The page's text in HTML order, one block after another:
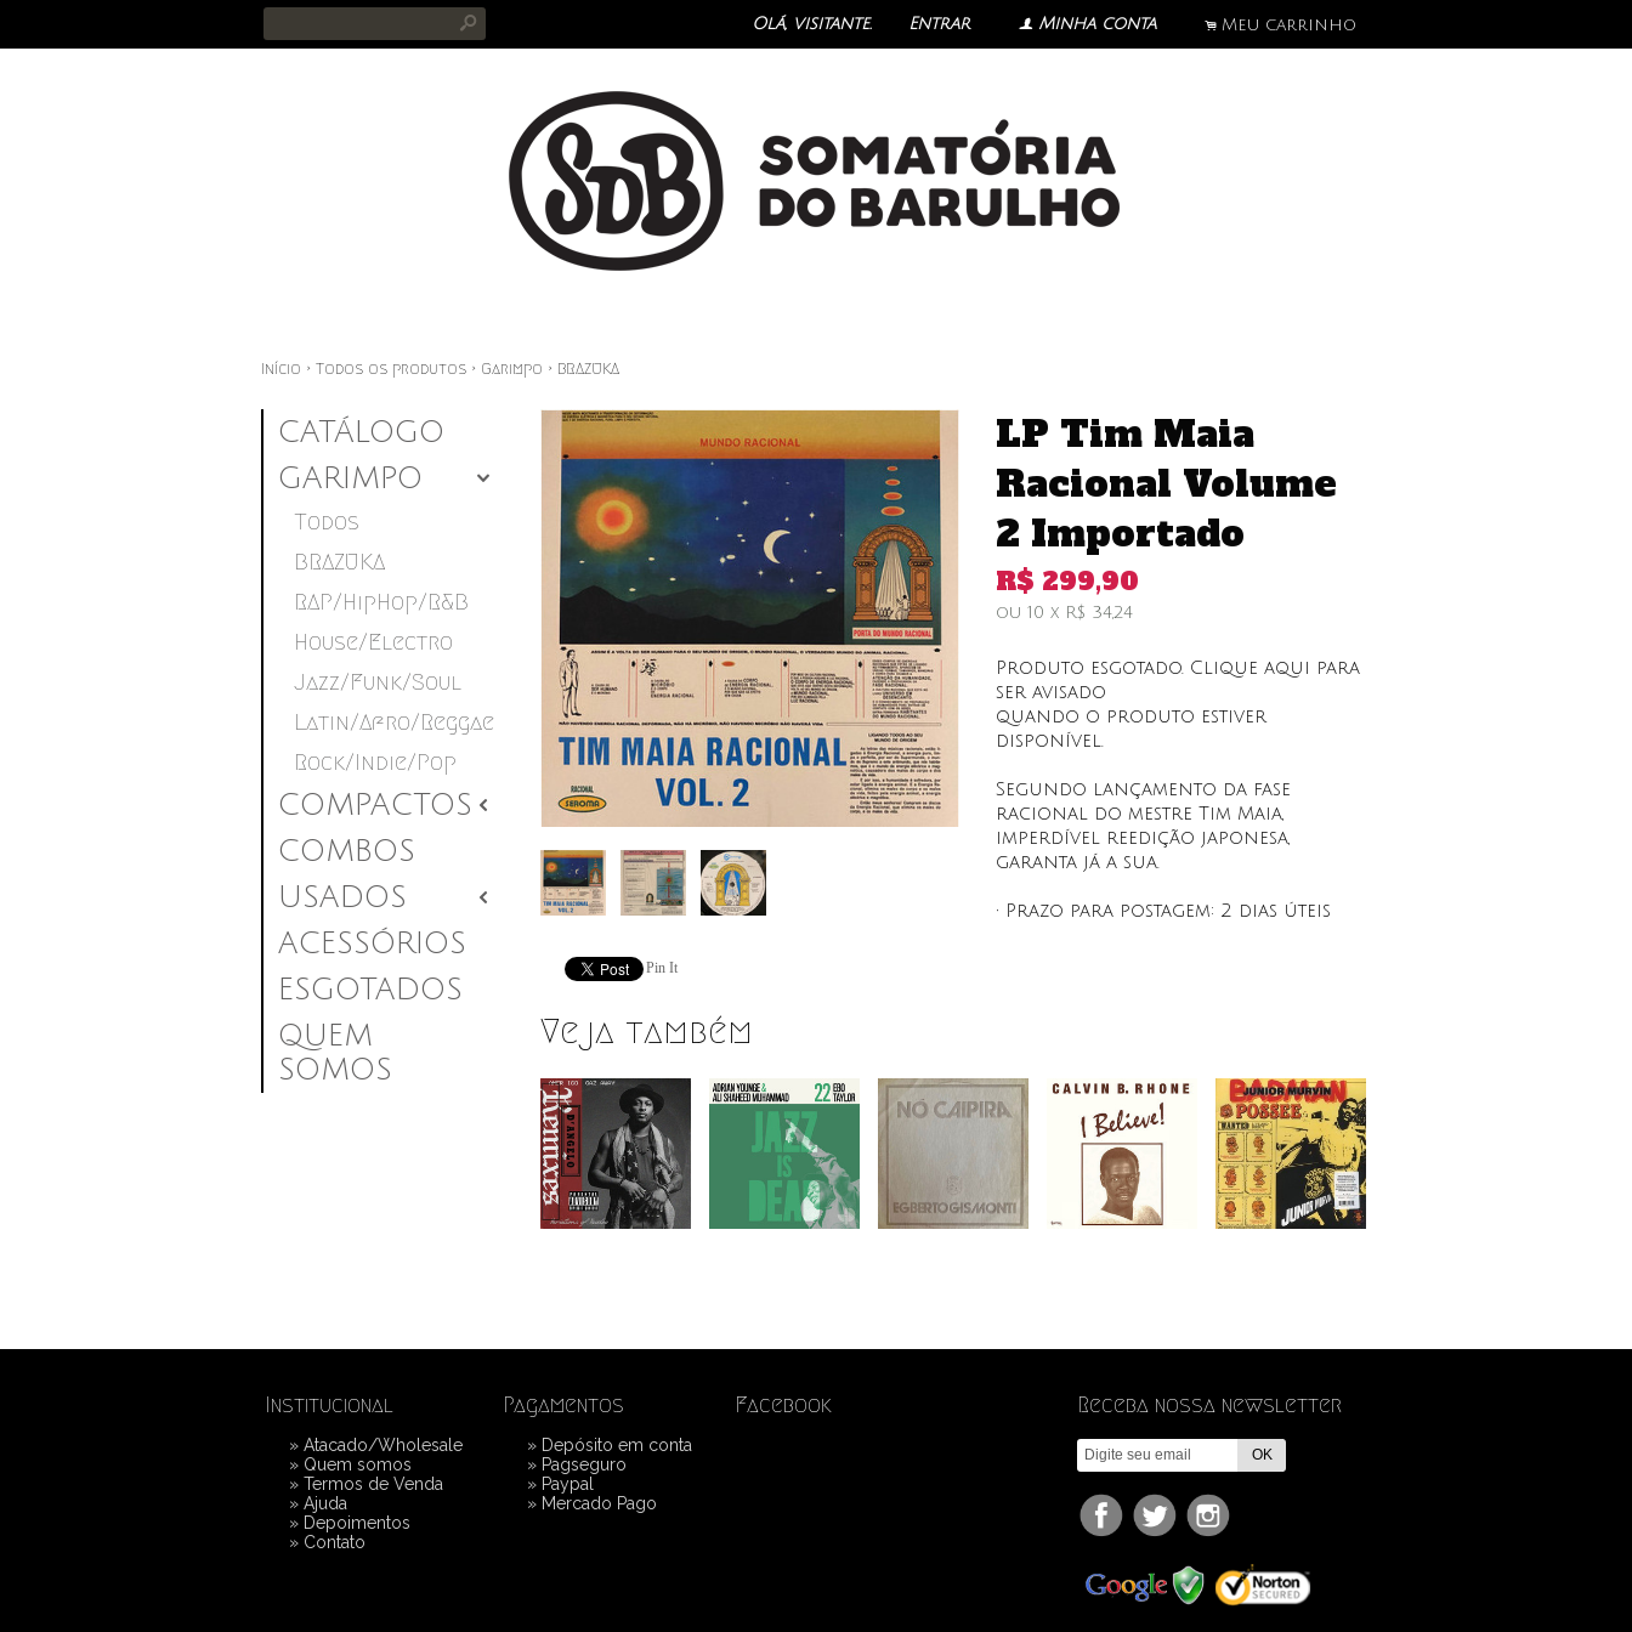
s Olá, visitante. Entrar f Minha conta . Meu carrinho
Início › Todos os produtos › Garimpo › BRAZUKA
CATÁLOGO
GARIMPO
4
Todos
BRAZUKA
RAP/HipHop/R&B
House/Electro
Jazz/Funk/Soul
Latin/Afro/Reggae
Rock/Indie/Pop
COMPACTOS 2
COMBOS
USADOS
2
ACESSÓRIOS
ESGOTADOS
QUEM
SOMOS
Pin It
LP Tim Maia
Racional Volume
2 Importado
R$ 299,90
ou 10 x R$ 34,24
Produto esgotado. Clique aqui para
ser avisado
quando o produto estiver
disponível.
Segundo lançamento da fase
racional do mestre Tim Maia,
imperdível reedição japonesa,
garanta já a sua.
• Prazo para postagem: 2 dias úteis
Veja também
Institucional
» Atacado/Wholesale
» Quem somos
» Termos de Venda
» Ajuda
» Depoimentos
» Contato
Pagamentos
» Depósito em conta
» Pagseguro
» Paypal
» Mercado Pago
Facebook Receba nossa newsletter